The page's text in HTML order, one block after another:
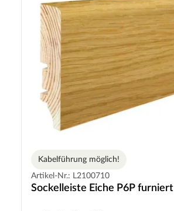
Kabelführung möglich!
Artikel-Nr.: L2100710
Sockelleiste Eiche P6P furniert